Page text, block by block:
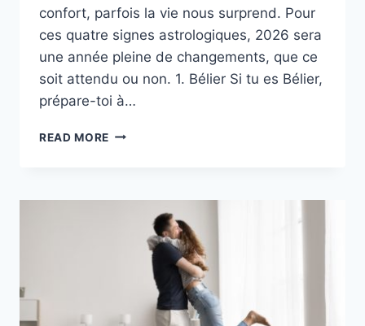
confort, parfois la vie nous surprend. Pour
ces quatre signes astrologiques, 2026 sera
une année pleine de changements, que ce
soit attendu ou non. 1. Bélier Si tu es Bélier,
prépare-toi à…
READ MORE 4
VONT
BOULEVERSER